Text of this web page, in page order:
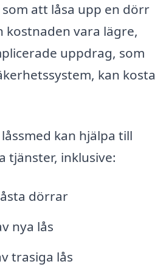
att låsa upp en dörr
kostnaden vara lägre,
uppdrag, som
kan kosta
kan hjälpa till
tjänster, inklusive:
dörrar
nya lås
trasiga lås